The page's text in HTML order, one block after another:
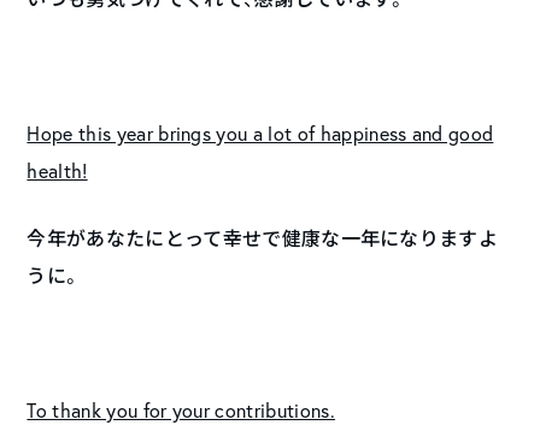
Hope this year brings you a lot of happiness and good
health!
今年があなたにとって幸せで健康な一年になりますよ
うに。
To thank you for your contributions.